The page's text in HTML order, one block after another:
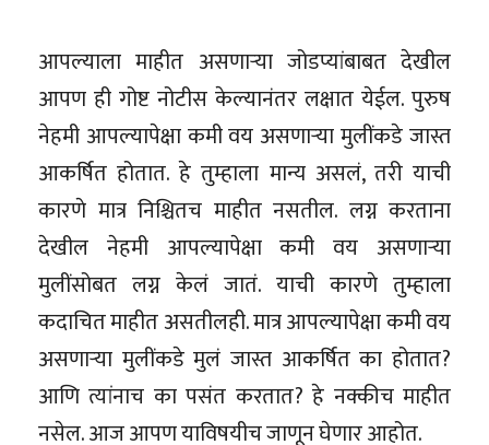
आपल्याला माहीत असणाऱ्या जोडप्यांबाबत देखील
आपण ही गोष्ट नोटीस केल्यानंतर लक्षात येईल. पुरुष
नेहमी आपल्यापेक्षा कमी वय असणाऱ्या मुलींकडे जास्त
आकर्षित होतात. हे तुम्हाला मान्य असलं, तरी याची
कारणे मात्र निश्चितच माहीत नसतील. लग्न करताना
देखील नेहमी आपल्यापेक्षा कमी वय असणाऱ्या
मुलींसोबत लग्न केलं जातं. याची कारणे तुम्हाला
कदाचित माहीत असतीलही. मात्र आपल्यापेक्षा कमी वय
असणाऱ्या मुलींकडे मुलं जास्त आकर्षित का होतात?
आणि त्यांनाच का पसंत करतात? हे नक्कीच माहीत
नसेल. आज आपण याविषयीच जाणून घेणार आहोत.